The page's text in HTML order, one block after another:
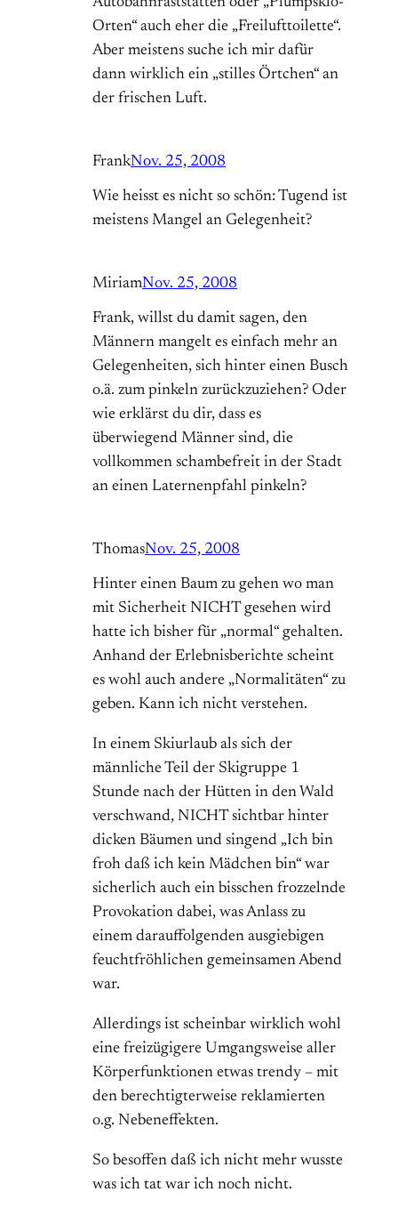
Orten“ auch eher die „Freilufttoilette“.
Aber meistens suche ich mir dafür
dann wirklich ein „stilles Örtchen“ an
der frischen Luft.
FrankNov. 25, 2008
Wie heisst es nicht so schön: Tugend ist
meistens Mangel an Gelegenheit?
MiriamNov. 25, 2008
Frank, willst du damit sagen, den
Männern mangelt es einfach mehr an
Gelegenheiten, sich hinter einen Busch
o.ä. zum pinkeln zurückzuziehen? Oder
wie erklärst du dir, dass es
überwiegend Männer sind, die
vollkommen schambefreit in der Stadt
an einen Laternenpfahl pinkeln?
ThomasNov. 25, 2008
Hinter einen Baum zu gehen wo man
mit Sicherheit NICHT gesehen wird
hatte ich bisher für „normal“ gehalten.
Anhand der Erlebnisberichte scheint
es wohl auch andere „Normalitäten“ zu
geben. Kann ich nicht verstehen.
In einem Skiurlaub als sich der
männliche Teil der Skigruppe 1
Stunde nach der Hütten in den Wald
verschwand, NICHT sichtbar hinter
dicken Bäumen und singend „Ich bin
froh daß ich kein Mädchen bin“ war
sicherlich auch ein bisschen frozzelnde
Provokation dabei, was Anlass zu
einem darauffolgenden ausgiebigen
feuchtfröhlichen gemeinsamen Abend
war.
Allerdings ist scheinbar wirklich wohl
eine freizügigere Umgangsweise aller
Körperfunktionen etwas trendy – mit
den berechtigterweise reklamierten
o.g. Nebeneffekten.
So besoffen daß ich nicht mehr wusste
was ich tat war ich noch nicht.